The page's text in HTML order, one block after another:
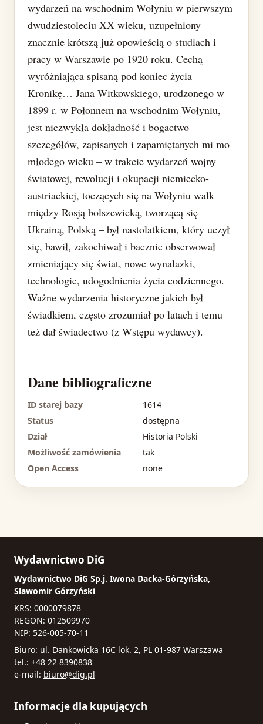
wydarzeń na wschodnim Wołyniu w pierwszym
dwudziestoleciu XX wieku, uzupełniony
znacznie krótszą już opowieścią o studiach i
pracy w Warszawie po 1920 roku. Cechą
wyróżniająca spisaną pod koniec życia
Kronikę… Jana Witkowskiego, urodzonego w
1899 r. w Połonnem na wschodnim Wołyniu,
jest niezwykła dokładność i bogactwo
szczegółów, zapisanych i zapamiętanych mi mo
młodego wieku – w trakcie wydarzeń wojny
światowej, rewolucji i okupacji niemiecko-
austriackiej, toczących się na Wołyniu walk
między Rosją bolszewicką, tworzącą się
Ukrainą, Polską – był nastolatkiem, który uczył
się, bawił, zakochiwał i bacznie obserwował
zmieniający się świat, nowe wynalazki,
technologie, udogodnienia życia codziennego.
Ważne wydarzenia historyczne jakich był
świadkiem, często zrozumiał po latach i temu
też dał świadectwo (z Wstępu wydawcy).
Dane bibliograficzne
ID starej bazy
1614
Status
dostępna
Dział
Historia Polski
Możliwość zamówienia
tak
Open Access
none
Wydawnictwo DiG
Wydawnictwo DiG Sp.j. Iwona Dacka-Górzyńska,
Sławomir Górzyński
KRS: 0000079878
REGON: 012509970
NIP: 526-005-70-11
Biuro: ul. Dankowicka 16C lok. 2, PL 01-987 Warszawa
tel.: +48 22 8390838
e-mail: biuro@dig.pl
Informacje dla kupujących